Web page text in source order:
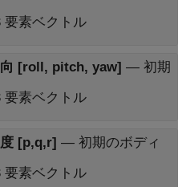
要素ベクトル
向 [roll, pitch, yaw] — 初期
要素ベクトル
[p,q,r] — 初期のボディ
要素ベクトル